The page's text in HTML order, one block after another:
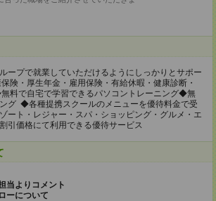
ープで就業していただけるようにしっかりとサポー
険・厚生年金・雇用保険・有給休暇・健康診断・
料で自宅で学習できるパソコントレーニング◆無
グ ◆各種提携スクールのメニューを優待料金で受
ート・レジャー・スパ・ショッピング・グルメ・エ
引価格にて利用できる優待サービス
当よりコメント
ーについて